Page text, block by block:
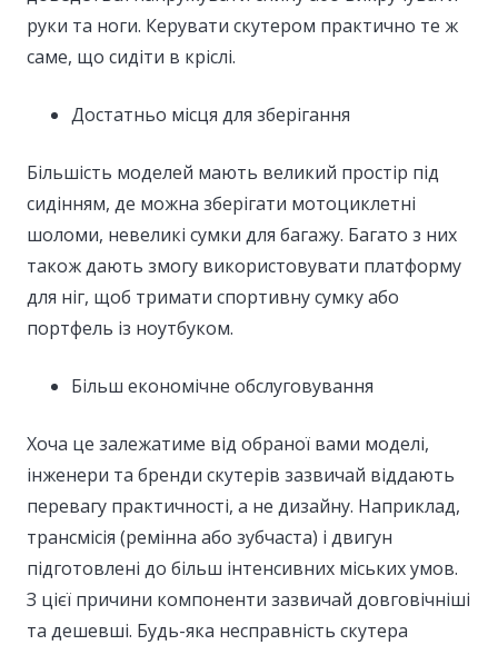
руки та ноги. Керувати скутером практично те ж
саме, що сидіти в кріслі.
Достатньо місця для зберігання
Більшість моделей мають великий простір під
сидінням, де можна зберігати мотоциклетні
шоломи, невеликі сумки для багажу. Багато з них
також дають змогу використовувати платформу
для ніг, щоб тримати спортивну сумку або
портфель із ноутбуком.
Більш економічне обслуговування
Хоча це залежатиме від обраної вами моделі,
інженери та бренди скутерів зазвичай віддають
перевагу практичності, а не дизайну. Наприклад,
трансмісія (ремінна або зубчаста) і двигун
підготовлені до більш інтенсивних міських умов.
З цієї причини компоненти зазвичай довговічніші
та дешевші. Будь-яка несправність скутера